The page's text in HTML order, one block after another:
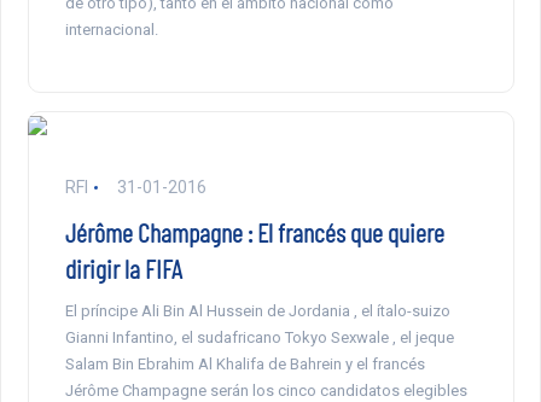
internacional.
RFI 31-01-2016
Jérôme Champagne : El francés que quiere
dirigir la FIFA
El príncipe Ali Bin Al Hussein de Jordania , el ítalo-suizo
Gianni Infantino, el sudafricano Tokyo Sexwale , el jeque
Salam Bin Ebrahim Al Khalifa de Bahrein y el francés
Jérôme Champagne serán los cinco candidatos elegibles